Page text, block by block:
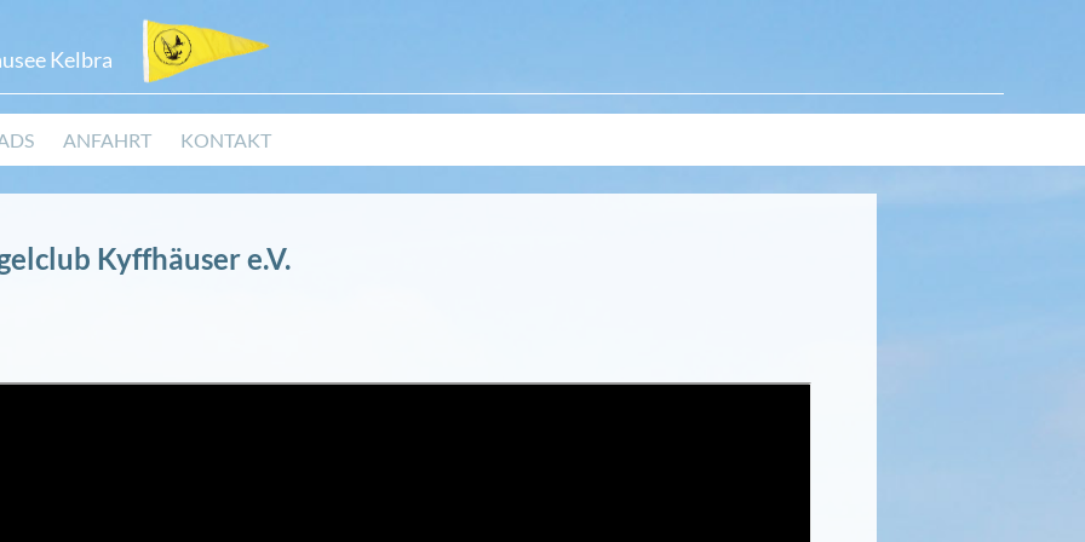
Kelbra
ANFAHRT KONTAKT
Kyffhäuser e.V.